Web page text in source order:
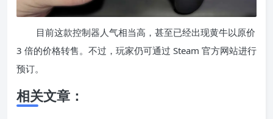
目前这款控制器人气相当高，甚至已经出现黄牛以原价
3 倍的价格转售。不过，玩家仍可通过 Steam 官方网站进行
预订。
相关文章：